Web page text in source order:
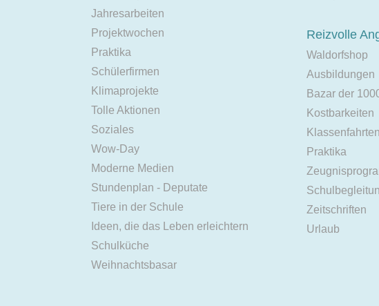
Jahresarbeiten
Projektwochen
Praktika
Schülerfirmen
Klimaprojekte
Tolle Aktionen
Soziales
Wow-Day
Moderne Medien
Stundenplan - Deputate
Tiere in der Schule
Ideen, die das Leben erleichtern
Schulküche
Weihnachtsbasar
Reizvolle
Waldorfshop
Ausbildungen
Bazar der
Kostbarkeiten
Klassenfahrten
Praktika
Zeitschriften
Urlaub